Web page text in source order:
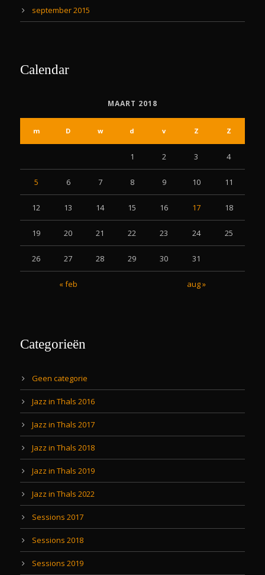
september 2015
Calendar
MAART 2018
m D w d v Z Z
« feb aug »
1 2 3 4
5 6 7 8 9 10 11
12 13 14 15 16 17 18
19 20 21 22 23 24 25
26 27 28 29 30 31
Categorieën
Geen categorie
Jazz in Thals 2016
Jazz in Thals 2017
Jazz in Thals 2018
Jazz in Thals 2019
Jazz in Thals 2022
Sessions 2017
Sessions 2018
Sessions 2019